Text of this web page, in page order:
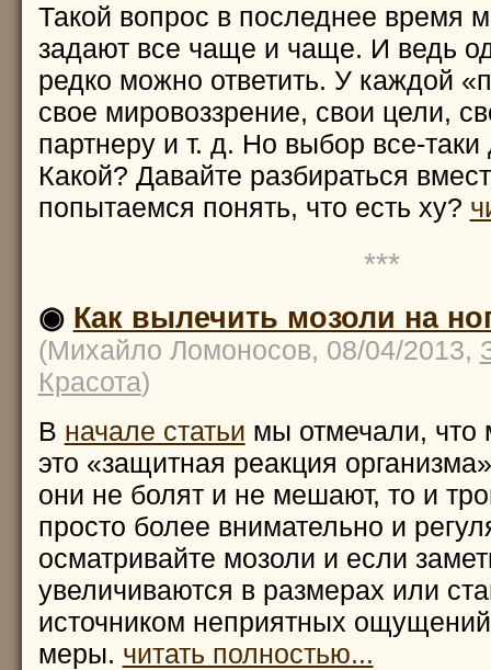
Такой вопрос в последнее время
задают все чаще и чаще. И ведь
редко можно ответить. У каждой
свое мировоззрение, свои цели,
партнеру и т. д. Но выбор все-таки
Какой? Давайте разбираться
попытаемся понять, что есть ху?
***
◉ Как вылечить мозоли на
(Михайло Ломоносов, 08/04/2013,
Красота)
В начале статьи мы отмечали, что
это «защитная реакция
они не болят и не мешают, то и
просто более внимательно и
осматривайте мозоли и если
увеличиваются в размерах или
источником неприятных
меры. читать полностью...